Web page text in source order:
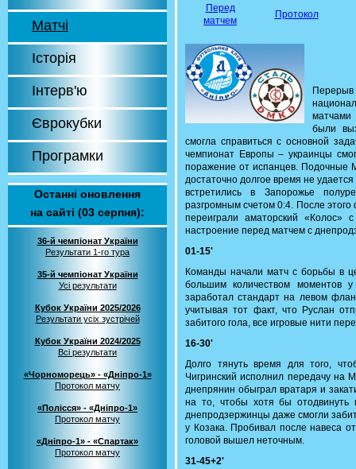
Матчі
Історія
Інтерв'ю
Єврокубки
Програмки
Останні оновлення
на сайті (03 серпня):
36-й чемпіонат України
Результати 1-го тура
35-й чемпіонат України
Усі результати
Кубок України 2025/2026
Результати усіх зустрічей
Кубок України 2024/2025
Всі результати
«Чорноморець» - «Дніпро-1»
Протокол матчу
«Полісся» - «Дніпро-1»
Протокол матчу
«Дніпро-1» - «Спартак»
Протокол матчу
Перед
матчем
Протокол
матчами
были
смогла справиться с основной
чемпионат Европы – украинцы
поражение от испанцев. Подочные
достаточно долгое время не
встретились в Запорожье
разгромным счетом 0:4. После
переиграли аматорский
настроение перед матчем с
01-15'
Команды начали матч с борьбы в
большим количеством моментов
заработал стандарт на левом
учитывая тот факт, что Руслан
забитого гола, все игровые нити
16-30'
Долго тянуть время для того,
Чигринский исполнил передачу на
днепрянин обыграл вратаря и
на то, чтобы хотя бы отодвинуть
днепродзержинцы даже смогли
у Козака. Пробивал после навеса
головой вышел неточным.
31-45+2'